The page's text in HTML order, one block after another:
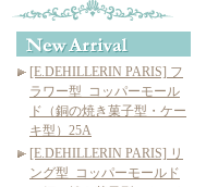
[E.DEHILLERIN PARIS] フ
ラワー型_コッパーモール
ド（銅の焼き菓子型・ケー
キ型）25A
[E.DEHILLERIN PARIS] リ
ング型_コッパーモールド